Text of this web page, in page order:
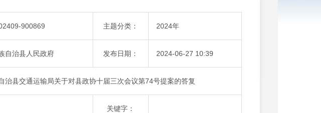
900869 主题分类： 2024年
自治县人民政府 发布日期： 2024-06-27 10:39
治县交通运输局关于对县政协十届三次会议第74号提案的答复
关键字：